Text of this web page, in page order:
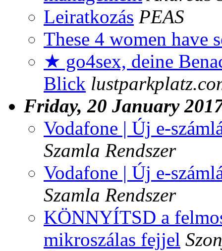
Leiratkozás PEAS
These 4 women have
★ go4sex, deine
Blick
Friday, 20 January
Vodafone | Új e-
Szamla Rendszer
Vodafone | Új e-
Szamla Rendszer
KÖNNYÍTSD a
mikroszálas fejjel